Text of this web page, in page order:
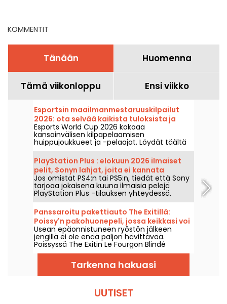
KOMMENTIT
Tänään Huomenna
Tämä viikonloppu Ensi viikko
Esportsin maailmanmestaruuskilpailut
2026: ota selvää kaikista tuloksista ja
jokaisen finaalin mestareista
Esports World Cup 2026 kokoaa
kansainvälisen kilpapelaamisen
huippujoukkueet ja -pelaajat. Löydät täältä
loppuotteluiden tulokset, pelitulokset,
jokaisen turnauksen voittajat sekä
seuraavien otteluiden aikataulun.
PlayStation Plus : elokuun 2026 ilmaiset
pelit, Sonyn lahjat, joita ei kannata
missata
Jos omistat PS4:n tai PS5:n, tiedät että Sony
tarjoaa jokaisena kuuna ilmaisia pelejä
PlayStation Plus -tilauksen yhteydessä.
Joten mitkä ovat elokuun 2026 ilmaiset
pelit? Tutustu tämän kuukauden
valikoimaan.
Panssaroitu pakettiauto The Exitillä:
Poissy'n pakohuonepeli, jossa keikkasi voi
vihdoin onnistua
Usean epäonnistuneen ryöstön jälkeen
jengillä ei ole enää paljon hävittävää.
Poissyssä The Exitin Le Fourgon Blindé
asettaa sinut johtamaan ryöstöä, jolla
tavoitellaan mafian johtajan omaisuutta.
Tarkenna hakuasi
UUTISET